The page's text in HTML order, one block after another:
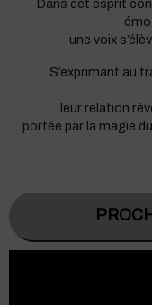
Dans cet esprit
une voix
S’exprimant au
leur relation
portée par la magie